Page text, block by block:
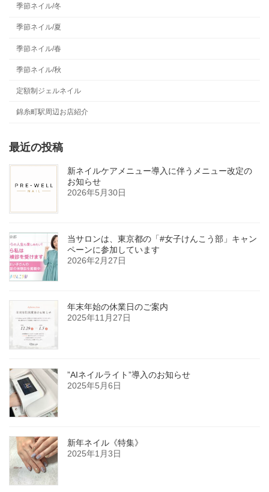
季節ネイル/冬
季節ネイル/夏
季節ネイル/春
季節ネイル/秋
定額制ジェルネイル
錦糸町駅周辺お店紹介
最近の投稿
新ネイルケアメニュー導入に伴うメニュー改定の
お知らせ
2026年5月30日
当サロンは、東京都の「#女子けんこう部」キャン
ペーンに参加しています
2026年2月27日
年末年始の休業日のご案内
2025年11月27日
”AIネイルライト”導入のお知らせ
2025年5月6日
新年ネイル《特集》
2025年1月3日